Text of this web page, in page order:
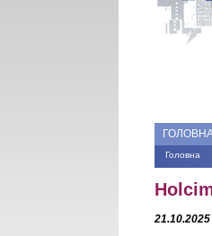
Ви є тут
Головна
21.10.2025